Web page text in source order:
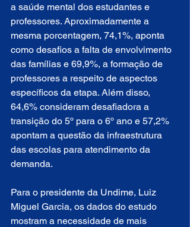
a saúde mental dos estudantes e
professores. Aproximadamente a
mesma porcentagem, 74,1%, aponta
como desafios a falta de envolvimento
das famílias e 69,9%, a formação de
professores a respeito de aspectos
específicos da etapa. Além disso,
64,6% consideram desafiadora a
transição do 5º para o 6º ano e 57,2%
apontam a questão da infraestrutura
das escolas para atendimento da
demanda.
Para o presidente da Undime, Luiz
Miguel Garcia, os dados do estudo
mostram a necessidade de mais